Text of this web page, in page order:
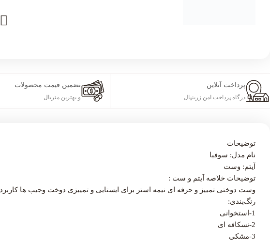
پرداخت آنلاین
درگاه پرداخت امن زرینپال
تضمین قیمت محصولات
و بهترین متریال
توضیحات
نام مدل: سوفیا
آیتم: وست
توضیحات خلاصه آیتم و ست :
وست دوختی تمییز و حرفه ای نیمه استر برای ایستایی و تمییزی دوخت وجیب ها
رنگ‌بندی:
1-استخوانی
2-نسکافه ای
3-مشکی